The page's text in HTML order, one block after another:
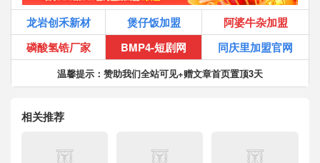
龙岩创禾新材 煲仔饭加盟
阿婆牛杂加盟
磷酸氢锆厂家
BMP4-短剧网 同庆里加盟官网
温馨提示：赞助我们全站可见+赠文章首页置顶3天
相关推荐